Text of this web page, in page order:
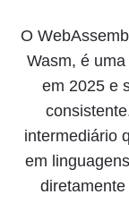
O
Wasm, é
em 2025 e
intermediário
em